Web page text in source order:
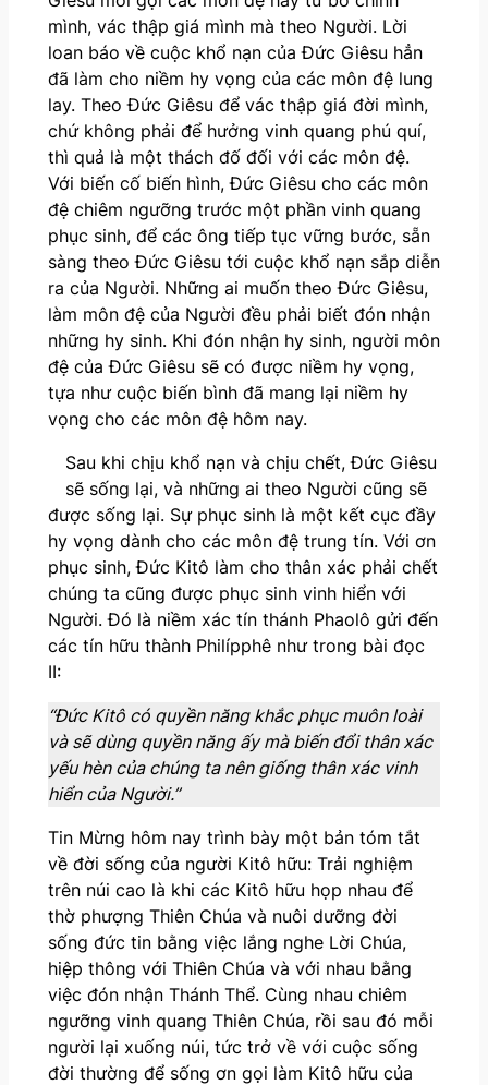
mình, vác thập giá mình mà theo Người. Lời
loan báo về cuộc khổ nạn của Đức Giêsu hẳn
đã làm cho niềm hy vọng của các môn đệ lung
lay. Theo Đức Giêsu để vác thập giá đời mình,
chứ không phải để hưởng vinh quang phú quí,
thì quả là một thách đố đối với các môn đệ.
Với biến cố biến hình, Đức Giêsu cho các môn
đệ chiêm ngưỡng trước một phần vinh quang
phục sinh, để các ông tiếp tục vững bước, sẵn
sàng theo Đức Giêsu tới cuộc khổ nạn sắp diễn
ra của Người. Những ai muốn theo Đức Giêsu,
làm môn đệ của Người đều phải biết đón nhận
những hy sinh. Khi đón nhận hy sinh, người môn
đệ của Đức Giêsu sẽ có được niềm hy vọng,
tựa như cuộc biến bình đã mang lại niềm hy
vọng cho các môn đệ hôm nay.
Sau khi chịu khổ nạn và chịu chết, Đức Giêsu
sẽ sống lại, và những ai theo Người cũng sẽ
được sống lại. Sự phục sinh là một kết cục đầy
hy vọng dành cho các môn đệ trung tín. Với ơn
phục sinh, Đức Kitô làm cho thân xác phải chết
chúng ta cũng được phục sinh vinh hiển với
Người. Đó là niềm xác tín thánh Phaolô gửi đến
các tín hữu thành Philípphê như trong bài đọc
II:
“Đức Kitô có quyền năng khắc phục muôn loài
và sẽ dùng quyền năng ấy mà biến đổi thân xác
yếu hèn của chúng ta nên giống thân xác vinh
hiển của Người.”
Tin Mừng hôm nay trình bày một bản tóm tắt
về đời sống của người Kitô hữu: Trải nghiệm
trên núi cao là khi các Kitô hữu họp nhau để
thờ phượng Thiên Chúa và nuôi dưỡng đời
sống đức tin bằng việc lắng nghe Lời Chúa,
hiệp thông với Thiên Chúa và với nhau bằng
việc đón nhận Thánh Thể. Cùng nhau chiêm
ngưỡng vinh quang Thiên Chúa, rồi sau đó mỗi
người lại xuống núi, tức trở về với cuộc sống
đời thường để sống ơn gọi làm Kitô hữu của